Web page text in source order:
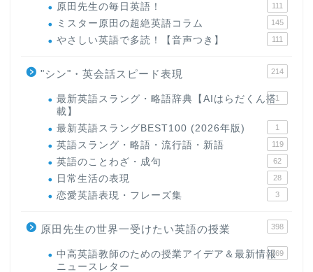
原田先生の毎日英語！ 111
ミスター原田の超絶英語コラム 145
やさしい英語で多読！【音声つき】 111
"シン"・英会話スピード表現 214
最新英語スラング・略語辞典【AIはらだくん搭
載】
1
最新英語スラングBEST100 (2026年版) 1
英語スラング・略語・流行語・新語 119
英語のことわざ・成句 62
日常生活の表現 28
恋愛英語表現・フレーズ集 3
原田先生の世界一受けたい英語の授業 398
中高英語教師のための授業アイデア＆最新情報
ニュースレター
169